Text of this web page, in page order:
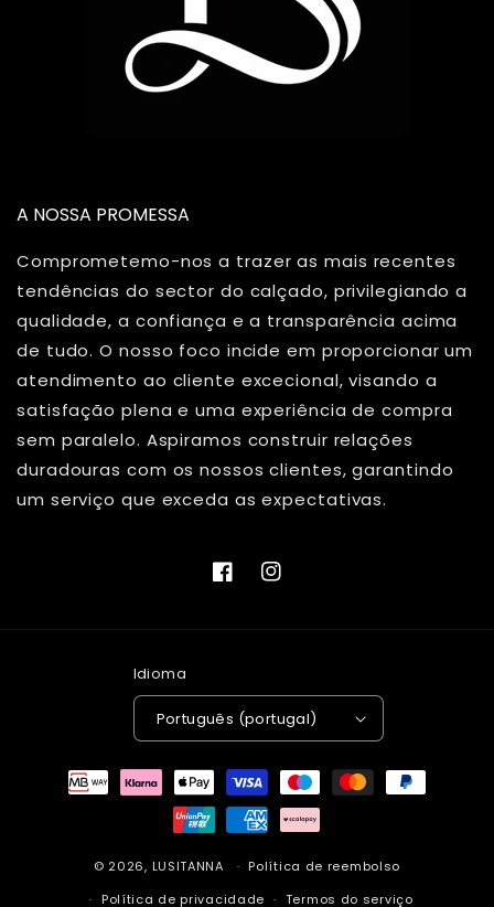
A NOSSA PROMESSA
Comprometemo-nos a trazer as mais recentes
tendências do sector do calçado, privilegiando a
qualidade, a confiança e a transparência acima
de tudo. O nosso foco incide em proporcionar um
atendimento ao cliente excecional, visando a
satisfação plena e uma experiência de compra
sem paralelo. Aspiramos construir relações
duradouras com os nossos clientes, garantindo
um serviço que exceda as expectativas.
FacebookInstagram
Idioma
Português (portugal)
Métodos
© 2026, LUSITANNA
Política de reembolso
Política de privacidade
Termos do serviço